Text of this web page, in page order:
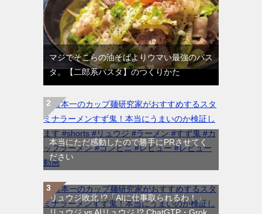
マジでそこらの油そばよりウマい最強のパス
タ。【二郎系パスタ】のつくりかた
本当にただ感動したので勝手にPRさせてく
ださい
リュウジ敗北 !?「AIに仕事取られるわ！」